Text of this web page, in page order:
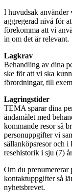
I huvudsak använder
aggregerad nivå för
förekomma att vi
in om det är relevant.
Lagkrav
Behandling av dina
ske för att vi ska
förordningar, till
Lagringstider
TEMA sparar dina
ändamålet med
kommande resor så
personuppgifter vi
sällanköpsresor och i
resehistorik i sju (7)
Om du prenumererar
kontaktuppgifter så
nyhetsbrevet.